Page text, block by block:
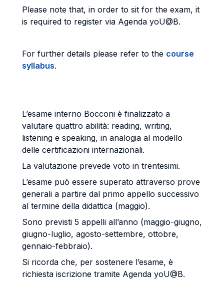
Please note that, in order to sit for the exam, it
is required to register via Agenda yoU@B.
For further details please refer to the course
syllabus.
L’esame interno Bocconi è finalizzato a
valutare quattro abilità: reading, writing,
listening e speaking, in analogia al modello
delle certificazioni internazionali.
La valutazione prevede voto in trentesimi.
L’esame può essere superato attraverso prove
generali a partire dal primo appello successivo
al termine della didattica (maggio).
Sono previsti 5 appelli all’anno (maggio-giugno,
giugno-luglio, agosto-settembre, ottobre,
gennaio-febbraio).
Si ricorda che, per sostenere l’esame, è
richiesta iscrizione tramite Agenda yoU@B.